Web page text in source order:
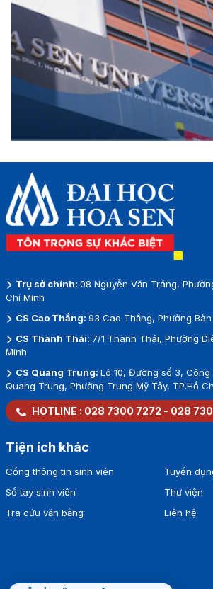
Trụ sở chính: 08 Nguyễn Văn Tráng,
Chí Minh
CS Cao Thắng: 93 Cao Thắng, Phường
CS Thành Thái: 7/1 Thành Thái, Phường
Minh
CS Quang Trung: Lô 10, Đường số 3, Công
Quang Trung, Phường Trung Mỹ Tây, TP.Hồ
HOTLINE : 028 7300 7272 - 028
Tiện ích khác
Cổng thông tin sinh viên
Sổ tay sinh viên
Tra cứu văn bằng
Tuyển
Thư viện
Liên hệ